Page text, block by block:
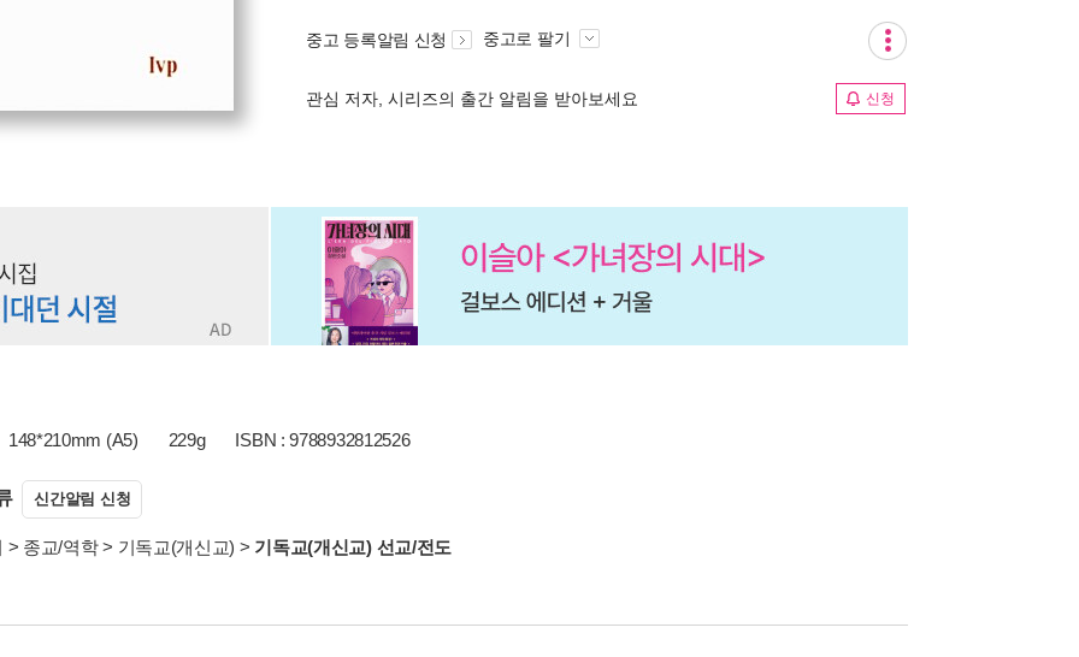
중고 등록알림 신청 중고로 팔기
관심 저자, 시리즈의 출간 알림을 받아보세요 신청
148*210mm (A5) 229g ISBN : 9788932812526
신간알림 신청
> 종교/역학> 기독교(개신교) > 기독교(개신교) 선교/전도